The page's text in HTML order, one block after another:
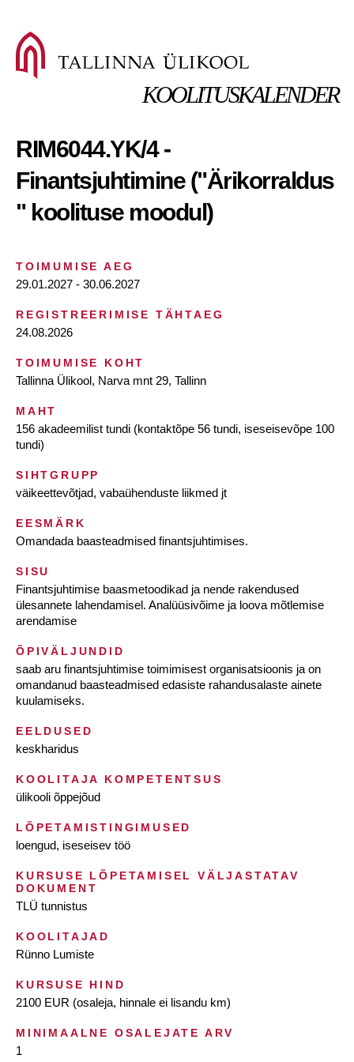
KOOLITUSKALENDER
RIM6044.YK/4 -
Finantsjuhtimine ("Ärikorraldus
" koolituse moodul)
TOIMUMISE AEG
29.01.2027 - 30.06.2027
REGISTREERIMISE TÄHTAEG
24.08.2026
TOIMUMISE KOHT
Tallinna Ülikool, Narva mnt 29, Tallinn
MAHT
156 akadeemilist tundi (kontaktõpe 56 tundi, iseseisevõpe 100
tundi)
SIHTGRUPP
väikeettevõtjad, vabaühenduste liikmed jt
EESMÄRK
Omandada baasteadmised finantsjuhtimises.
SISU
Finantsjuhtimise baasmetoodikad ja nende rakendused
ülesannete lahendamisel. Analüüsivõime ja loova mõtlemise
arendamise
ÕPIVÄLJUNDID
saab aru finantsjuhtimise toimimisest organisatsioonis ja on
omandanud baasteadmised edasiste rahandusalaste ainete
kuulamiseks.
EELDUSED
keskharidus
KOOLITAJA KOMPETENTSUS
ülikooli õppejõud
LÕPETAMISTINGIMUSED
loengud, iseseisev töö
KURSUSE LÕPETAMISEL VÄLJASTATAV
DOKUMENT
TLÜ tunnistus
KOOLITAJAD
Rünno Lumiste
KURSUSE HIND
2100 EUR (osaleja, hinnale ei lisandu km)
MINIMAALNE OSALEJATE ARV
1